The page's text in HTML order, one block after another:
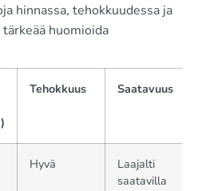
hinnassa, tehokkuudessa ja
huomioida
Tehokkuus Saatavuus
Hyvä
Laajalti
saatavilla